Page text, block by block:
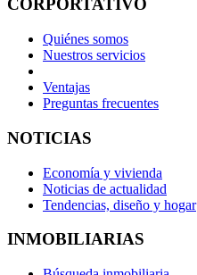
CORPORTATIVO
Quiénes somos
Nuestros servicios
Ventajas
Preguntas frecuentes
NOTICIAS
Economía y vivienda
Noticias de actualidad
Tendencias, diseño y hogar
INMOBILIARIAS